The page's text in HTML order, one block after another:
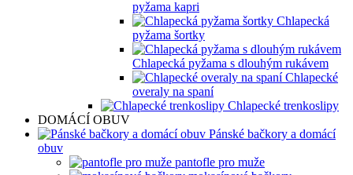
pyžama kapri
Chlapecká
pyžama šortky
Chlapecká pyžama s dlouhým rukávem
Chlapecké
overaly na spaní
Chlapecké trenkoslipy
DOMÁCÍ OBUV
Pánské bačkory a domácí
obuv
pantofle pro muže